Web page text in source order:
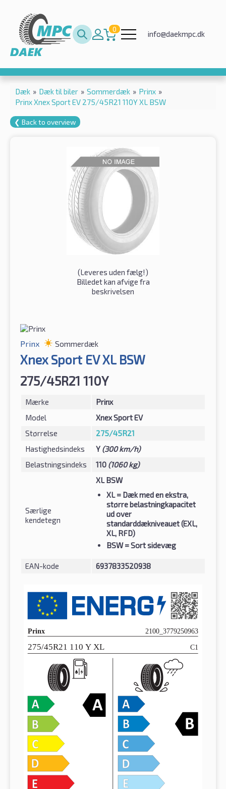
0
info@daekmpc.dk
Dæk » Dæk til biler » Sommerdæk » Prinx »
Prinx Xnex Sport EV 275/45R21 110Y XL BSW
❮ Back to overview
(Leveres uden fælg!)
Billedet kan afvige fra
beskrivelsen
Prinx Sommerdæk
Xnex Sport EV XL BSW
275/45R21 110Y
Mærke
Prinx
Model
Xnex Sport EV
Størrelse
275/45R21
Hastighedsindeks
Y (300 km/h)
Belastningsindeks
110 (1060 kg)
Særlige
kendetegn
XL BSW
XL= Dæk med en ekstra,
større belastningkapacitet
ud over
standarddækniveauet (EXL,
XL, RFD)
BSW= Sort sidevæg
EAN-kode 6937833520938